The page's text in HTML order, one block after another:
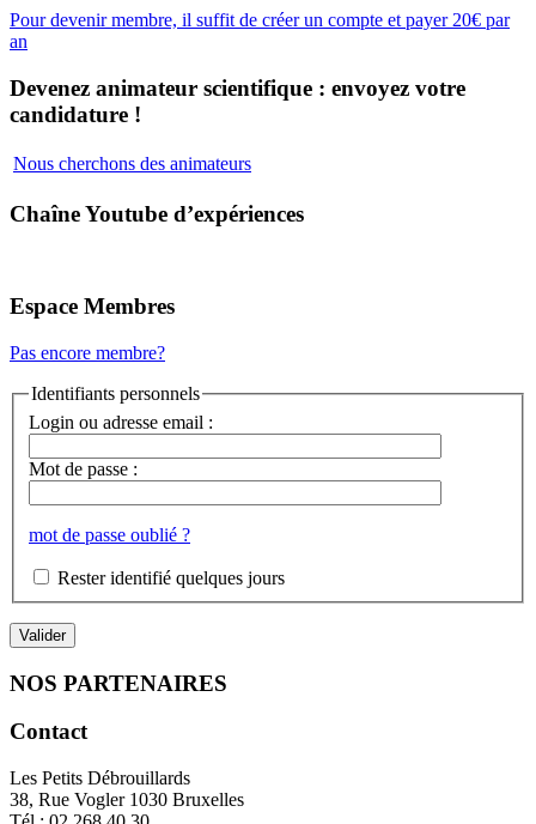
Pour devenir membre, il suffit de créer un compte et payer 20€ par
an
Devenez animateur scientifique : envoyez votre
candidature !
Nous cherchons des animateurs
Chaîne Youtube d’expériences
Espace Membres
Pas encore membre?
Identifiants personnels
Login ou adresse email :
Mot de passe :
mot de passe oublié ?
Rester identifié quelques jours
NOS PARTENAIRES
Contact
Les Petits Débrouillards
38, Rue Vogler 1030 Bruxelles